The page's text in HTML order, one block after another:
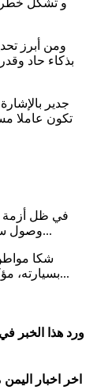
ومن أبرز
بذكاء حاد
جدير
تكون عاملا
في ظل أزمة
وصول ساعات الانقطاع إلى نحو 9 ساعات مقابل ساع...
شكا
بسيارته، مؤكداً أن توقفها المفاجئ في وسط الطريق كان...
ورد هذا الخبر
اخر اخبار